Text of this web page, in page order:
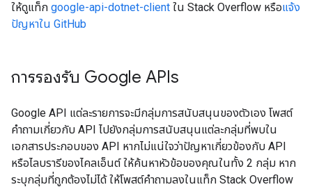
ให้ดูแท็ก google-api-dotnet-client ใน Stack Overflow หรือแจ้ง
ปัญหาใน GitHub
การรองรับ Google APIs
Google API แต่ละรายการจะมีกลุ่มการสนับสนุนของตัวเอง โพสต์
คำถามเกี่ยวกับ API ไปยังกลุ่มการสนับสนุนแต่ละกลุ่มที่พบใน
เอกสารประกอบของ API หากไม่แน่ใจว่าปัญหาเกี่ยวข้องกับ API
หรือไลบรารีของไคลเอ็นต์ ให้ค้นหาหัวข้อของคุณในทั้ง 2 กลุ่ม หาก
ระบุกลุ่มที่ถูกต้องไม่ได้ ให้โพสต์คำถามลงในแท็ก Stack Overflow